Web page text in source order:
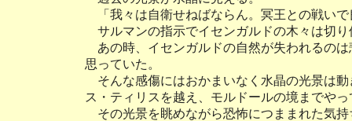
「我々は自衛せねばならん。冥王との戦い
サルマンの指示でイセンガルドの木々は切り
あの時、イセンガルドの自然が失われるの
思っていた。
そんな感傷にはおかまいなく水晶の光景は
ス・ティリスを越え、モルドールの境までやっ
その光景を眺めながら恐怖につままれた気